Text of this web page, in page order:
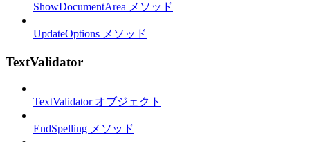
ShowDocumentArea メソッド
UpdateOptions メソッド
TextValidator
TextValidator オブジェクト
EndSpelling メソッド